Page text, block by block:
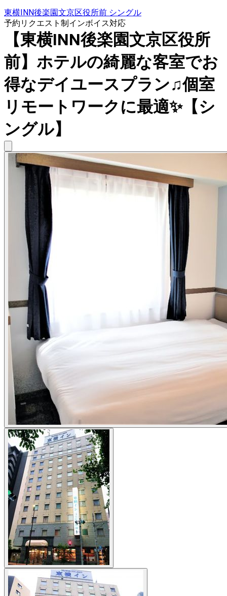
東横INN後楽園文京区役所前 シングル
予約リクエスト制インボイス対応
【東横INN後楽園文京区役所
前】ホテルの綺麗な客室でお
得なデイユースプラン♫個室
リモートワークに最適✨【シ
ングル】